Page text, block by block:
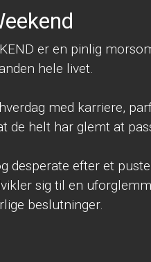
er en pinlig
hele livet.
med karriere,
de helt har glemt at
desperate efter et
sig til en
beslutninger.